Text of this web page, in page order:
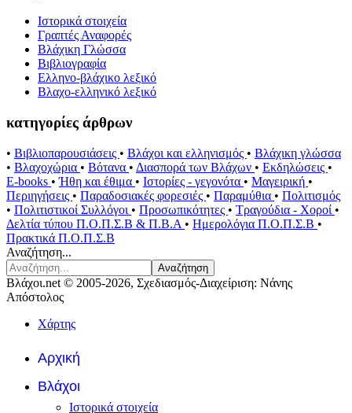
Ιστορικά στοιχεία
Γραπτές Αναφορές
Βλάχικη Γλώσσα
Βιβλιογραφία
Ελληνο-βλάχικο λεξικό
Βλαχο-ελληνικό λεξικό
κατηγορίες άρθρων
• Βιβλιοπαρουσιάσεις • Βλάχοι και ελληνισμός • Βλάχικη γλώσσα
• Βλαχοχώρια • Βότανα • Διασπορά των Βλάχων • Εκδηλώσεις •
E-books •Ήθη και έθιμα • Ιστορίες - γεγονότα • Μαγειρική •
Περιηγήσεις • Παραδοσιακές φορεσιές • Παραμύθια • Πολιτισμός
• Πολιτιστικοί Συλλόγοι • Προσωπικότητες • Τραγούδια - Χοροί •
Δελτία τύπου Π.Ο.Π.Σ.Β & Π.Β.Α • Ημερολόγια Π.Ο.Π.Σ.Β •
Πρακτικά Π.Ο.Π.Σ.Β
Αναζήτηση...
Αναζήτηση
Βλάχοι.net © 2005-2026, Σχεδιασμός-Διαχείριση: Νάνης
Απόστολος
Χάρτης
Αρχική
Βλάχοι
Ιστορικά στοιχεία